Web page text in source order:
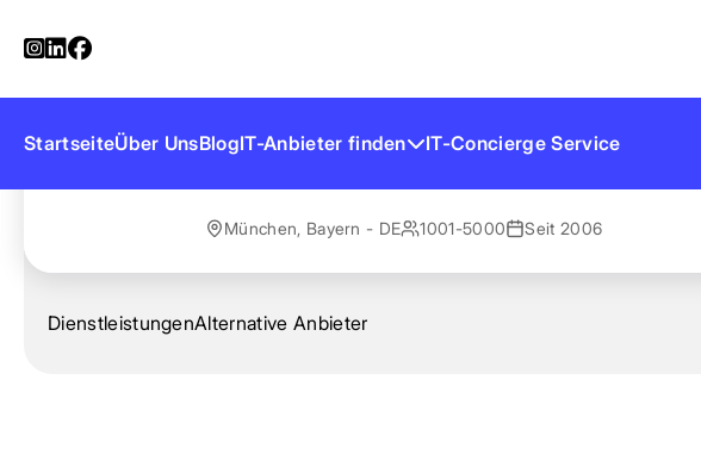
StartseiteÜber UnsBlogIT-Anbieter finden IT-Concierge Service
Startseite
Wrike Germany
München, Bayern - DE 1001-5000 Seit 2006
DienstleistungenAlternative Anbieter